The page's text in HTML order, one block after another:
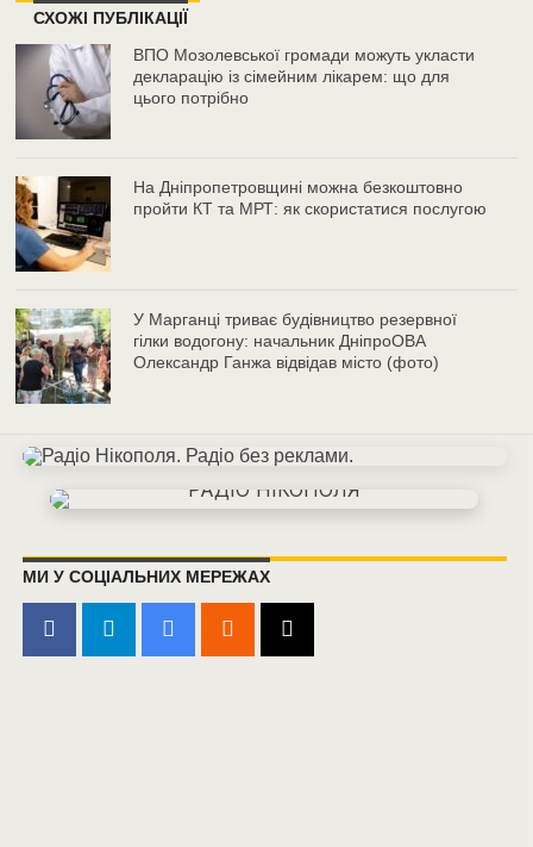
СХОЖІ ПУБЛІКАЦІЇ
ВПО Мозолевської громади можуть укласти
декларацію із сімейним лікарем: що для
цього потрібно
На Дніпропетровщині можна безкоштовно
пройти КТ та МРТ: як скористатися послугою
У Марганці триває будівництво резервної
гілки водогону: начальник ДніпроОВА
Олександр Ганжа відвідав місто (фото)
МИ У СОЦІАЛЬНИХ МЕРЕЖАХ